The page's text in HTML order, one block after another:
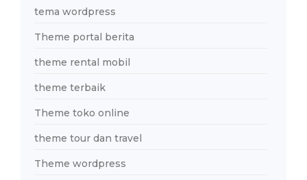
tema wordpress
Theme portal berita
theme rental mobil
theme terbaik
Theme toko online
theme tour dan travel
Theme wordpress